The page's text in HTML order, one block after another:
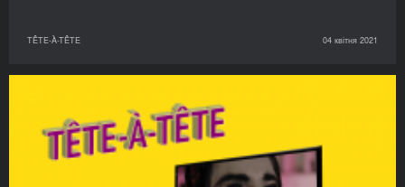
TÊTE-À-TÊTE 04 квітня 2021